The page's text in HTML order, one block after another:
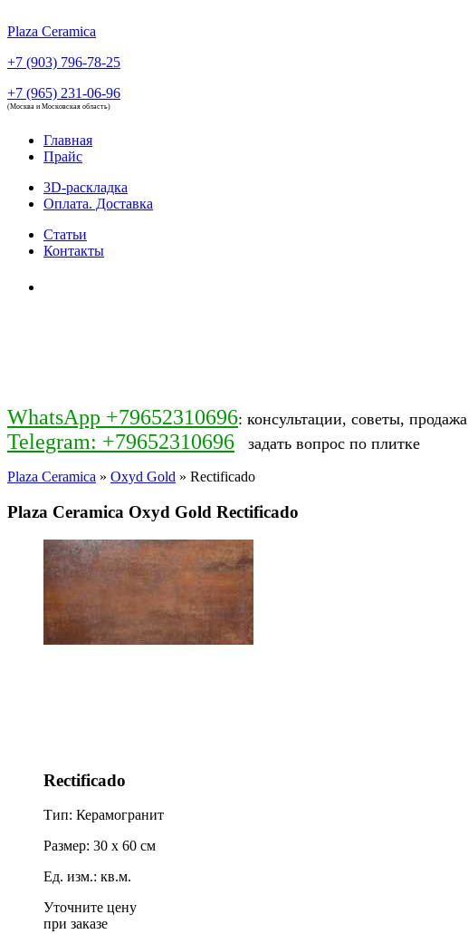
Plaza Ceramica
+7 (903) 796-78-25
+7 (965) 231-06-96
(Москва и Московская область)
Главная
Прайс
3D-раскладка
Оплата. Доставка
Статьи
Контакты
WhatsApp +79652310696: консультации, советы, продажа
Telegram: +79652310696 задать вопрос по плитке
Plaza Ceramica » Oxyd Gold » Rectificado
Plaza Ceramica Oxyd Gold Rectificado
Rectificado
Тип: Керамогранит
Размер: 30 x 60 см
Ед. изм.: кв.м.
Уточните цену
при заказе